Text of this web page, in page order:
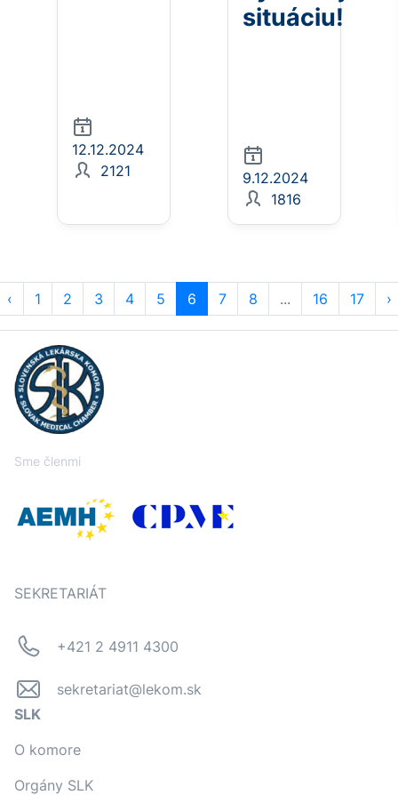
12.12.2024
2121
situáciu!
9.12.2024
1816
‹ 1 2 3 4 5 6 7 8 ... 16 17 ›
Sme členmi
SEKRETARIÁT
+421 2 4911 4300
sekretariat@lekom.sk
SLK
O komore
Orgány SLK